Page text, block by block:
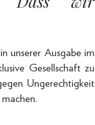
unserer Ausgabe im
Gesellschaft zu
Ungerechtigkeit